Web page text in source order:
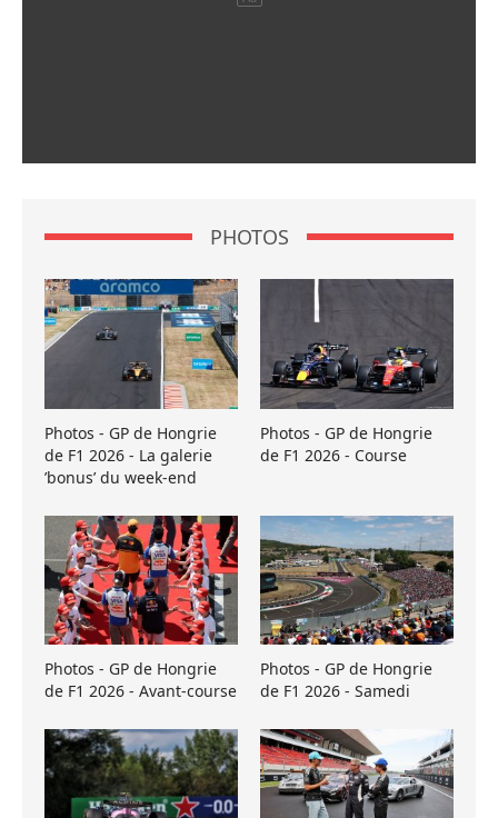
PHOTOS
Photos - GP de Hongrie
de F1 2026 - La galerie
’bonus’ du week-end
Photos - GP de Hongrie
de F1 2026 - Course
Photos - GP de Hongrie
de F1 2026 - Avant-course
Photos - GP de Hongrie
de F1 2026 - Samedi